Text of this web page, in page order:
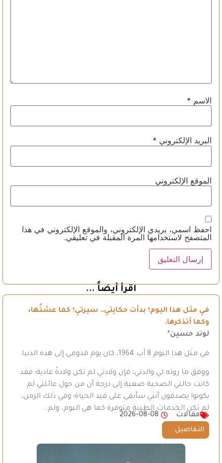
الاسم *
البريد الإلكتروني *
الموقع الإلكتروني
احفظ اسمي، بريدي الإلكتروني، والموقع الإلكتروني في هذا
المتصفح لاستخدامها المرة المقبلة في تعليقي.
اقرأ أيضاً ...
في مثل هذا اليوم؛ بدأت حكايتي.. سيرتي؛ كما عشتُها،
وكما أتذكرها.
لوند حسين*
في مثل هذا اليوم 8 آب 1964، كان يوم قدومي إلى هذه الدنيا.
ووفق ما روته لي والدتي، فإن ولادتي لم تكن ولادةً عادية؛ فقد
كانت حالتي الصحية صعبة إلى درجة أن من حول عائلتي لم
يكونوا يصدقون أنني سأبقى على قيد الحياة؛ وفي ذلك الزمن،
لم تكن الخدمات الطبية متوفرة كما هي اليوم، ولم…
مقالات
2026-08-08
التفاصيل ...